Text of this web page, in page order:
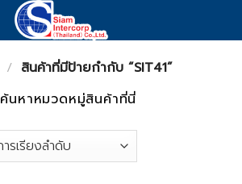
/ สินค้าที่มีป้ายกำกับ “SIT41”
ค้นหาหมวดหมู่สินค้าที่นี่